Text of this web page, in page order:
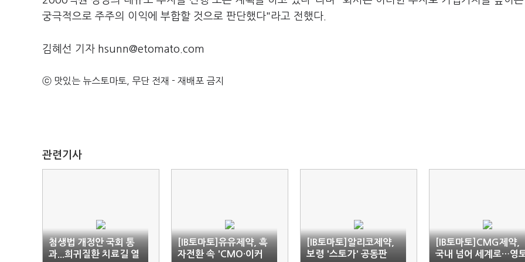
궁극적으로 주주의 이익에 부합할 것으로 판단했다"라고 전했다.
김혜선 기자 hsunn@etomato.com
ⓒ 맛있는 뉴스토마토, 무단 전재 - 재배포 금지
관련기사
첨생법 개정안 국회 통
과...희귀질환 치료길 열
[IB토마토]유유제약, 흑
자전환 속 'CMO·이커
[IB토마토]알리코제약,
보령 '스토가' 공동판
[IB토마토]CMG제약,
국내 넘어 세계로…영